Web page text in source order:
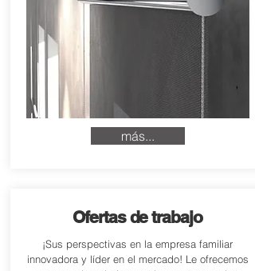
más...
Ofertas de trabajo
¡Sus perspectivas en la empresa familiar
innovadora y líder en el mercado! Le ofrecemos